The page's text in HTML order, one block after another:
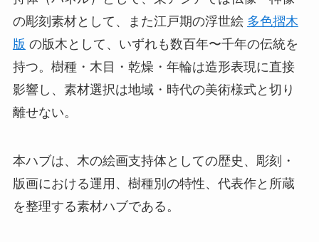
の彫刻素材として、また江戸期の浮世絵 多色摺木
版 の版木として、いずれも数百年〜千年の伝統を
持つ。樹種・木目・乾燥・年輪は造形表現に直接
影響し、素材選択は地域・時代の美術様式と切り
離せない。
本ハブは、木の絵画支持体としての歴史、彫刻・
版画における運用、樹種別の特性、代表作と所蔵
を整理する素材ハブである。